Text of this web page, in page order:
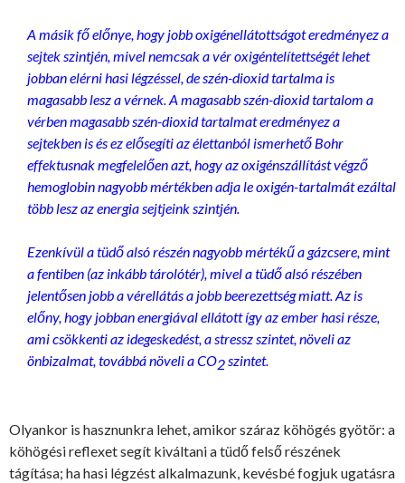
A másik fő előnye, hogy jobb oxigénellátottságot eredményez a
sejtek szintjén, mivel nemcsak a vér oxigéntelítettségét lehet
jobban elérni hasi légzéssel, de szén-dioxid tartalma is
magasabb lesz a vérnek. A magasabb szén-dioxid tartalom a
vérben magasabb szén-dioxid tartalmat eredményez a
sejtekben is és ez elősegíti az élettanból ismerhető Bohr
effektusnak megfelelően azt, hogy az oxigénszállítást végző
hemoglobin nagyobb mértékben adja le oxigén-tartalmát ezáltal
több lesz az energia sejtjeink szintjén.
Ezenkívül a tüdő alsó részén nagyobb mértékű a gázcsere, mint
a fentiben (az inkább tárolótér), mivel a tüdő alsó részében
jelentősen jobb a vérellátás a jobb beerezettség miatt. Az is
előny, hogy jobban energiával ellátott így az ember hasi része,
ami csökkenti az idegeskedést, a stressz szintet, növeli az
önbizalmat, továbbá növeli a CO2szintet.
Olyankor is hasznunkra lehet, amikor száraz köhögés gyötör: a
köhögési reflexet segít kiváltani a tüdő felső részének
tágítása; ha hasi légzést alkalmazunk, kevésbé fogjuk ugatásra